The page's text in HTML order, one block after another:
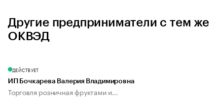
Другие предприниматели с тем же
ОКВЭД
ДЕЙСТВУЕТ
ИП Бочкарева Валерия Владимировна
Торговля розничная фруктами и...